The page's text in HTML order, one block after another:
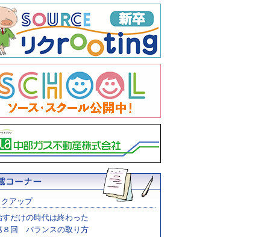
アップ
すだけの時代は終わった
８回 バランスの取り方